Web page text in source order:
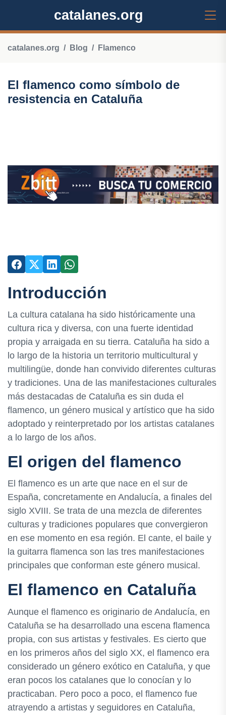
catalanes.org
catalanes.org Blog Flamenco
El flamenco como símbolo de
resistencia en Cataluña
Introducción
La cultura catalana ha sido históricamente una
cultura rica y diversa, con una fuerte identidad
propia y arraigada en su tierra. Cataluña ha sido a
lo largo de la historia un territorio multicultural y
multilingüe, donde han convivido diferentes culturas
y tradiciones. Una de las manifestaciones culturales
más destacadas de Cataluña es sin duda el
flamenco, un género musical y artístico que ha sido
adoptado y reinterpretado por los artistas catalanes
a lo largo de los años.
El origen del flamenco
El flamenco es un arte que nace en el sur de
España, concretamente en Andalucía, a finales del
siglo XVIII. Se trata de una mezcla de diferentes
culturas y tradiciones populares que convergieron
en ese momento en esa región. El cante, el baile y
la guitarra flamenca son las tres manifestaciones
principales que conforman este género musical.
El flamenco en Cataluña
Aunque el flamenco es originario de Andalucía, en
Cataluña se ha desarrollado una escena flamenca
propia, con sus artistas y festivales. Es cierto que
en los primeros años del siglo XX, el flamenco era
considerado un género exótico en Cataluña, y que
eran pocos los catalanes que lo conocían y lo
practicaban. Pero poco a poco, el flamenco fue
atrayendo a artistas y seguidores en Cataluña,